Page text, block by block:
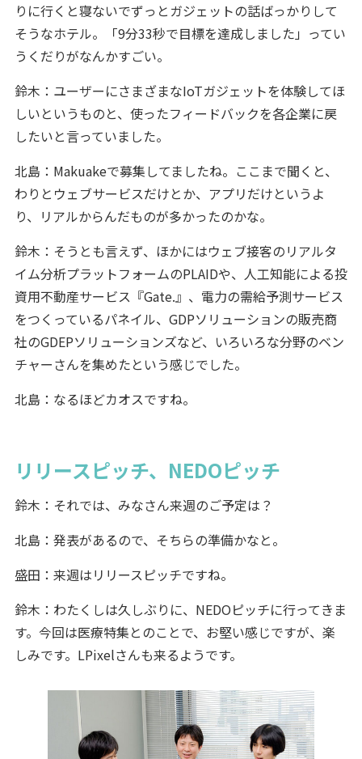
りに行くと寝ないでずっとガジェットの話ばっかりして
そうなホテル。「9分33秒で目標を達成しました」ってい
うくだりがなんかすごい。
鈴木：ユーザーにさまざまなIoTガジェットを体験してほ
しいというものと、使ったフィードバックを各企業に戻
したいと言っていました。
北島：Makuakeで募集してましたね。ここまで聞くと、
わりとウェブサービスだけとか、アプリだけというよ
り、リアルからんだものが多かったのかな。
鈴木：そうとも言えず、ほかにはウェブ接客のリアルタ
イム分析プラットフォームのPLAIDや、人工知能による投
資用不動産サービス『Gate.』、電力の需給予測サービス
をつくっているパネイル、GDPソリューションの販売商
社のGDEPソリューションズなど、いろいろな分野のベン
チャーさんを集めたという感じでした。
北島：なるほどカオスですね。
リリースピッチ、NEDOピッチ
鈴木：それでは、みなさん来週のご予定は？
北島：発表があるので、そちらの準備かなと。
盛田：来週はリリースピッチですね。
鈴木：わたくしは久しぶりに、NEDOピッチに行ってきま
す。今回は医療特集とのことで、お堅い感じですが、楽
しみです。LPixelさんも来るようです。